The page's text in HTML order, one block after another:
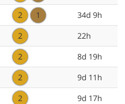
2 1
34d 9h
2
22h
2
8d 19h
2
9d 11h
2
9d 17h